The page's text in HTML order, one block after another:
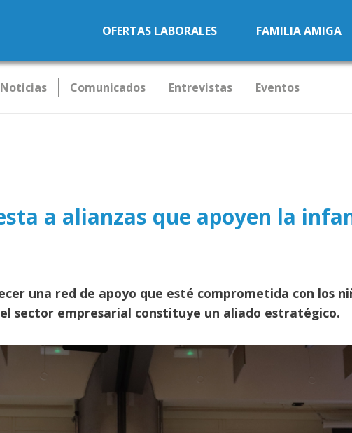
OFERTAS LABORALES
FAMILIA AMIGA
Noticias Comunicados Entrevistas Eventos
a alianzas que apoyen la
una red de apoyo que esté comprometida con los
sector empresarial constituye un aliado estratégico.